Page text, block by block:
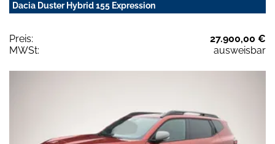
Dacia Duster Hybrid 155 Expression
Preis:
27.900,00 €
MWSt:
ausweisbar